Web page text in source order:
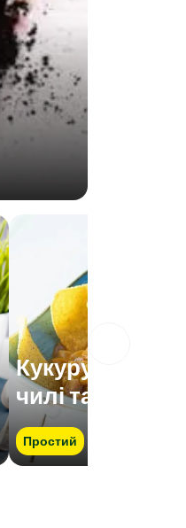
Кукурудза з
чилі та сиром
Простий